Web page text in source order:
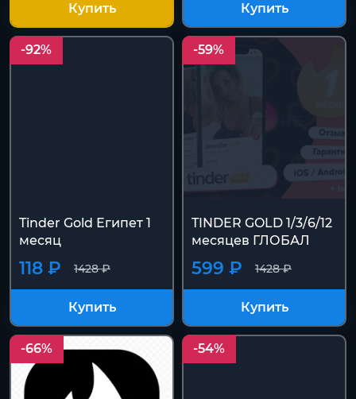
Купить Купить
-92%
Tinder Gold Египет 1
месяц
1428 ₽
118 ₽
Купить
-59%
TINDER GOLD 1/3/6/12
месяцев ГЛОБАЛ
1428 ₽
599 ₽
Купить
-66% -54%